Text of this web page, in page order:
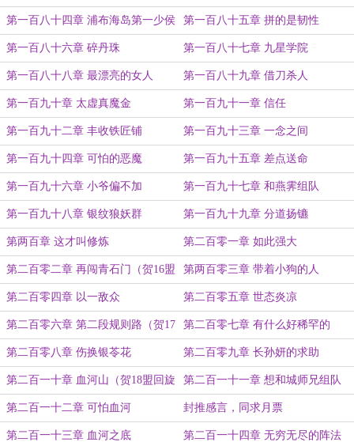
第一百八十四章 浦布海岛第一少侯 第一百八十五章 拼的是韧性
第一百八十六章 碎丹珠 第一百八十七章 九星学院
第一百八十八章 最漂亮的女人 第一百八十九章 借刀杀人
第一百九十章 太虚真魔金 第一百九十一章 信任
第一百九十二章 丰收铁匠铺 第一百九十三章 一念之间
第一百九十四章 可怕的恶魔 第一百九十五章 差点送命
第一百九十六章 小爷偏不加 第一百九十七章 和燕霁组队
第一百九十八章 银纹狼妖群 第一百九十九章 分道扬镳
第两百章 这才叫修炼 第二百零一章 如此强大
第二百零二章 再闯青石门（贺16盟
龙情绵绵）
第两百零三章 带着小狗的人
第二百零四章 以一敌众 第二百零五章 世态炎凉
第二百零六章 第二段规则路（贺17
盟我是耳根）
第二百零七章 有什么好稀罕的
第二百零八章 伤换银苓花 第二百零九章 长孙妍的求助
第二百一十章 血河山（贺18盟回旋
的落叶）
第二百一十一章 想和城师兄组队
第二百一十二章 可怕血河 封推感言，同求月票
第二百一十三章 血河之底 第二百一十四章 无穷无尽的阵法